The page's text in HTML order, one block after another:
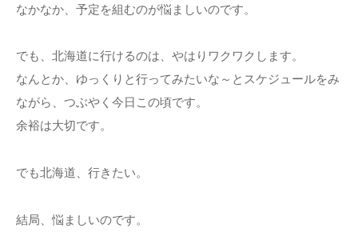
なかなか、予定を組むのが悩ましいのです。
でも、北海道に行けるのは、やはりワクワクします。
なんとか、ゆっくりと行ってみたいな～とスケジュールをみ
ながら、つぶやく今日この頃です。
余裕は大切です。
でも北海道、行きたい。
結局、悩ましいのです。